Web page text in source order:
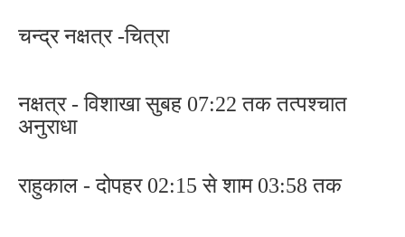
चन्द्र नक्षत्र -चित्रा
नक्षत्र - विशाखा सुबह 07:22 तक तत्पश्चात
अनुराधा
राहुकाल - दोपहर 02:15 से शाम 03:58 तक